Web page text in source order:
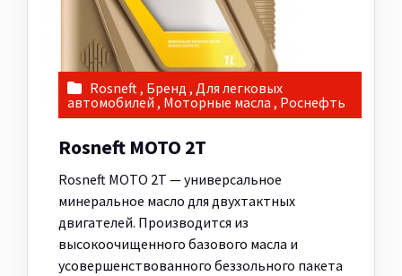
Rosneft, Бренд , Для легковых
автомобилей , Моторные масла , Роснефть
Rosneft MOTO 2Т
Rosneft MOTO 2T — универсальное
минеральное масло для двухтактных
двигателей. Производится из
высокоочищенного базового масла и
усовершенствованного беззольного пакета